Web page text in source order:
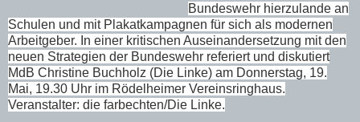
Bundeswehr hierzulande an
Schulen und mit Plakatkampagnen für sich als modernen
Arbeitgeber. In einer kritischen Auseinandersetzung mit den
neuen Strategien der Bundeswehr referiert und diskutiert
MdB Christine Buchholz (Die Linke) am Donnerstag, 19.
Mai, 19.30 Uhr im Rödelheimer Vereinsringhaus.
Veranstalter: die farbechten/Die Linke.